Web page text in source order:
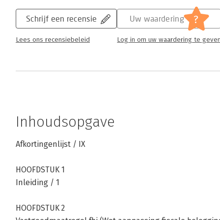
Schrijf een recensie
Lees ons recensiebeleid
Uw waardering ?
Log in om uw waardering te
Inhoudsopgave
Afkortingenlijst / IX
HOOFDSTUK 1
Inleiding / 1
HOOFDSTUK 2